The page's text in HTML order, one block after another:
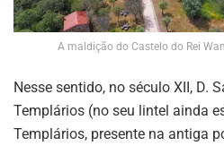
A maldição do Castelo do Rei
Nesse sentido, no século XII, D.
Templários (no seu lintel ainda
Templários, presente na antiga